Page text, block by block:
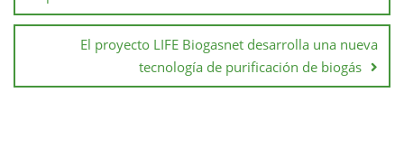
El proyecto LIFE Biogasnet desarrolla una nueva
tecnología de purificación de biogás